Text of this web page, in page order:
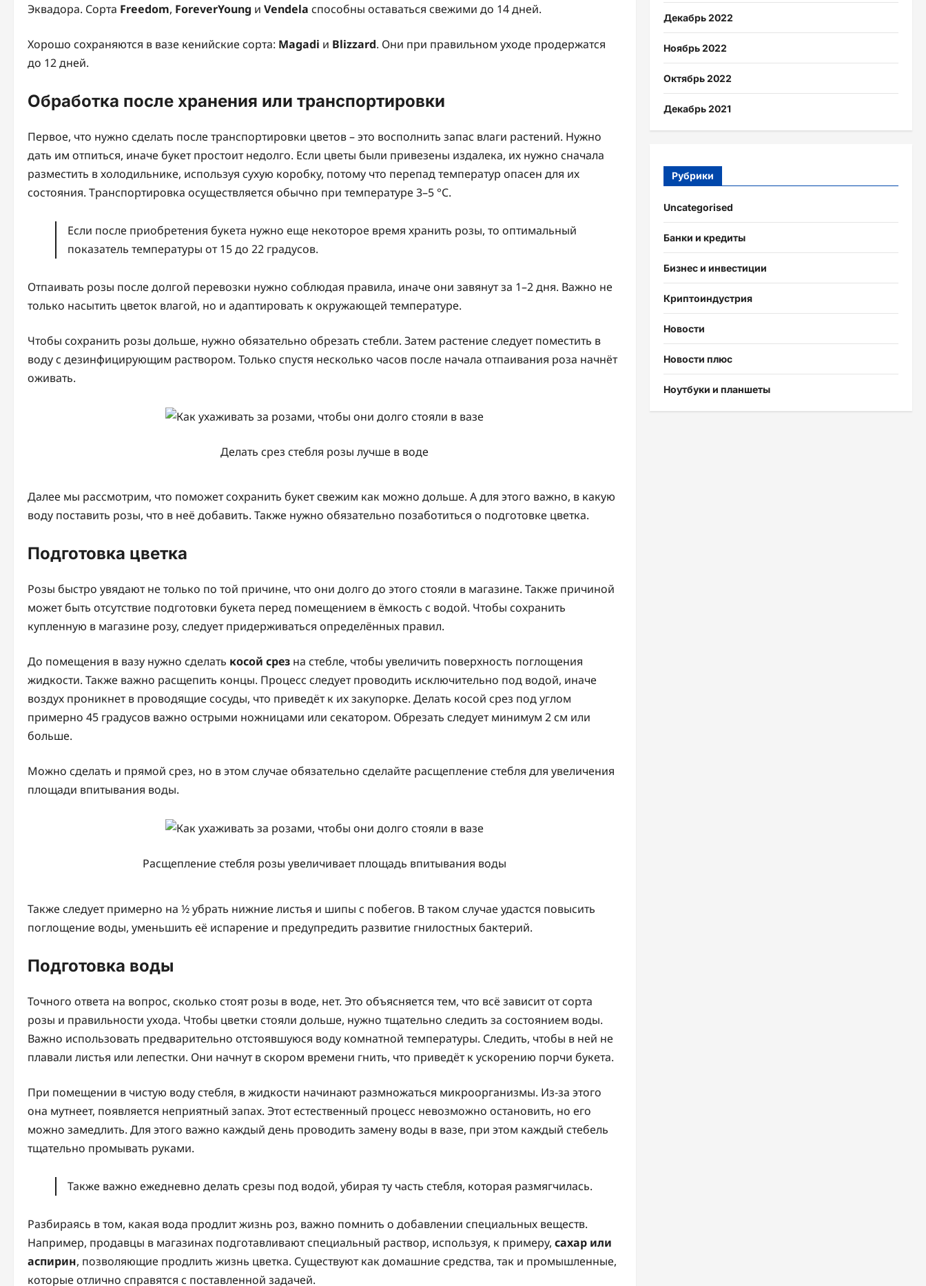
Эквадора. Сорта Freedom, ForeverYoung и Vendela способны оставаться свежими до 14 дней.
Хорошо сохраняются в вазе кенийские сорта: Magadi и Blizzard. Они при правильном уходе продержатся
до 12 дней.
Обработка после хранения или транспортировки
Первое, что нужно сделать после транспортировки цветов – это восполнить запас влаги растений. Нужно
дать им отпиться, иначе букет простоит недолго. Если цветы были привезены издалека, их нужно сначала
разместить в холодильнике, используя сухую коробку, потому что перепад температур опасен для их
состояния. Транспортировка осуществляется обычно при температуре 3–5 °C.
Если после приобретения букета нужно еще некоторое время хранить розы, то оптимальный
показатель температуры от 15 до 22 градусов.
Отпаивать розы после долгой перевозки нужно соблюдая правила, иначе они завянут за 1–2 дня. Важно не
только насытить цветок влагой, но и адаптировать к окружающей температуре.
Чтобы сохранить розы дольше, нужно обязательно обрезать стебли. Затем растение следует поместить в
воду с дезинфицирующим раствором. Только спустя несколько часов после начала отпаивания роза начнёт
оживать.
Делать срез стебля розы лучше в воде
Далее мы рассмотрим, что поможет сохранить букет свежим как можно дольше. А для этого важно, в какую
воду поставить розы, что в неё добавить. Также нужно обязательно позаботиться о подготовке цветка.
Подготовка цветка
Розы быстро увядают не только по той причине, что они долго до этого стояли в магазине. Также причиной
может быть отсутствие подготовки букета перед помещением в ёмкость с водой. Чтобы сохранить
купленную в магазине розу, следует придерживаться определённых правил.
До помещения в вазу нужно сделать косой срез на стебле, чтобы увеличить поверхность поглощения
жидкости. Также важно расщепить концы. Процесс следует проводить исключительно под водой, иначе
воздух проникнет в проводящие сосуды, что приведёт к их закупорке. Делать косой срез под углом
примерно 45 градусов важно острыми ножницами или секатором. Обрезать следует минимум 2 см или
больше.
Можно сделать и прямой срез, но в этом случае обязательно сделайте расщепление стебля для увеличения
площади впитывания воды.
Расщепление стебля розы увеличивает площадь впитывания воды
Также следует примерно на ½ убрать нижние листья и шипы с побегов. В таком случае удастся повысить
поглощение воды, уменьшить её испарение и предупредить развитие гнилостных бактерий.
Подготовка воды
Точного ответа на вопрос, сколько стоят розы в воде, нет. Это объясняется тем, что всё зависит от сорта
розы и правильности ухода. Чтобы цветки стояли дольше, нужно тщательно следить за состоянием воды.
Важно использовать предварительно отстоявшуюся воду комнатной температуры. Следить, чтобы в ней не
плавали листья или лепестки. Они начнут в скором времени гнить, что приведёт к ускорению порчи букета.
При помещении в чистую воду стебля, в жидкости начинают размножаться микроорганизмы. Из-за этого
она мутнеет, появляется неприятный запах. Этот естественный процесс невозможно остановить, но его
можно замедлить. Для этого важно каждый день проводить замену воды в вазе, при этом каждый стебель
тщательно промывать руками.
Также важно ежедневно делать срезы под водой, убирая ту часть стебля, которая размягчилась.
Разбираясь в том, какая вода продлит жизнь роз, важно помнить о добавлении специальных веществ.
Например, продавцы в магазинах подготавливают специальный раствор, используя, к примеру, сахар или
аспирин, позволяющие продлить жизнь цветка. Существуют как домашние средства, так и промышленные,
которые отлично справятся с поставленной задачей.
Декабрь 2022
Ноябрь 2022
Октябрь 2022
Декабрь 2021
Рубрики
Uncategorised
Банки и кредиты
Бизнес и инвестиции
Криптоиндустрия
Новости
Новости плюс
Ноутбуки и планшеты